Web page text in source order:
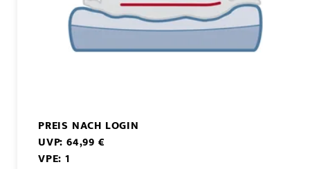
PREIS NACH LOGIN
UVP: 64,99 €
VPE: 1